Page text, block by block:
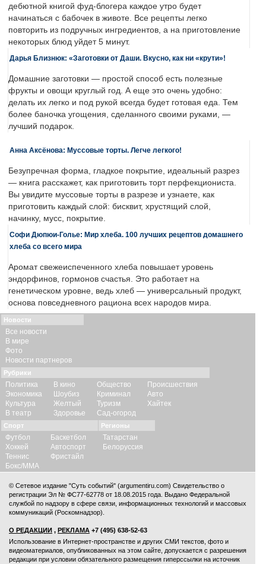
дебютной книгой фуд-блогера каждое утро будет
начинаться с бабочек в животе. Все рецепты легко
повторить из подручных ингредиентов, а на приготовление
некоторых блюд уйдет 5 минут.
Дарья Близнюк: «Заготовки от Даши. Вкусно, как ни «крути»!
Домашние заготовки — простой способ есть полезные
фрукты и овощи круглый год. А еще это очень удобно:
делать их легко и под рукой всегда будет готовая еда. Тем
более баночка угощения, сделанного своими руками, —
лучший подарок.
Анна Аксёнова: Муссовые торты. Легче легкого!
Безупречная форма, гладкое покрытие, идеальный разрез
— книга расскажет, как приготовить торт перфекциониста.
Вы увидите муссовые торты в разрезе и узнаете, как
приготовить каждый слой: бисквит, хрустящий слой,
начинку, мусс, покрытие.
Софи Дюпюи-Голье: Мир хлеба. 100 лучших рецептов домашнего
хлеба со всего мира
Аромат свежеиспеченного хлеба повышает уровень
эндорфинов, гормонов счастья. Это работает на
генетическом уровне, ведь хлеб — универсальный продукт,
основа повседневного рациона всех народов мира.
Новости
Все новости
В мире
Фото
Новости партнеров
Рубрики
Политика
Экономика
Культура
В театр
В кино
Шоубиз
Желтый
Здоровье
Общество
Криминал
Туризм
Сад-огород
Происшествия
Авто
Хайтек
Спорт
Футбол
Хоккей
Теннис
Бокс/ММА
Баскетбол
Автоспорт
Фристайл
Регионы
Татарстан
Белоруссия
© Сетевое издание "Суть событий" (argumentiru.com) Свидетельство о
регистрации Эл № ФС77-62778 от 18.08.2015 года. Выдано Федеральной
службой по надзору в сфере связи, информационных технологий и массовых
коммуникаций (Роскомнадзор).
О РЕДАКЦИИ , РЕКЛАМА +7 (495) 638-52-63
Использование в Интернет-пространстве и других СМИ текстов, фото и
видеоматериалов, опубликованных на этом сайте, допускается с разрешения
редакции при условии обязательного размещения гиперссылки на источник